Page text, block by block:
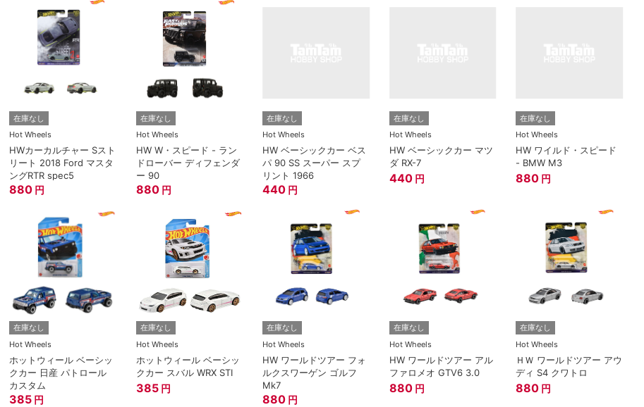
在庫なし
Hot Wheels
HWカーカルチャー Sスト
リート 2018 Ford マスタ
ングRTR spec5
880 円
在庫なし
Hot Wheels
HW W・スピード - ラン
ドローバー ディフェンダ
ー 90
880 円
在庫なし
Hot Wheels
HW ベーシックカー ベス
パ 90 SS スーパー スプ
リント 1966
440 円
在庫なし
Hot Wheels
HW ベーシックカー マツ
ダ RX-7
440 円
在庫なし
Hot Wheels
HW ワイルド・スピード
- BMW M3
880 円
在庫なし
Hot Wheels
ホットウィール ベーシッ
クカー 日産 パトロール
カスタム
385 円
在庫なし
Hot Wheels
ホットウィール ベーシッ
クカー スバル WRX STI
385 円
在庫なし
Hot Wheels
HW ワールドツアー フォ
ルクスワーゲン ゴルフ
Mk7
880 円
在庫なし
Hot Wheels
HW ワールドツアー アル
ファロメオ GTV6 3.0
880 円
在庫なし
Hot Wheels
ＨＷ ワールドツアー アウ
ディ S4 クワトロ
880 円